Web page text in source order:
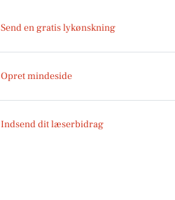
Send en gratis lykønskning
Opret mindeside
Indsend dit læserbidrag